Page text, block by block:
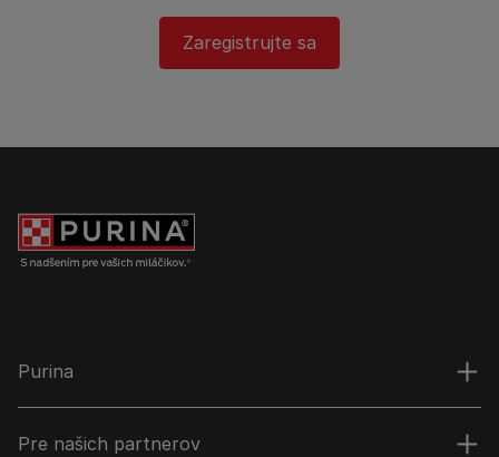
Zaregistrujte sa
Purina
Pre našich partnerov